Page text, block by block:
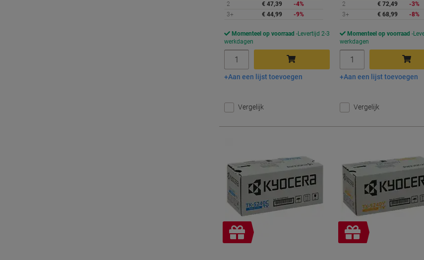
2
€ 47,39
-4%
3+
€ 44,99 -9%
Momenteel op voorraad
Levertijd 2-3
werkdagen
In winkelwagen
Aan een lijst toevoegen
Vergelijk
2
€ 72,49
-3%
3+
€ 68,99 -8%
Momenteel op voorraad
werkdagen
In
Aan een lijst toevoegen
Vergelijk
Geschenk Geschenk